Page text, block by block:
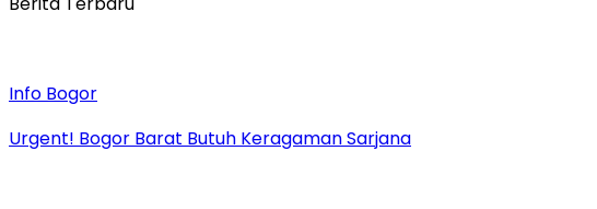
Info Bogor
Urgent! Bogor Barat Butuh Keragaman Sarjana